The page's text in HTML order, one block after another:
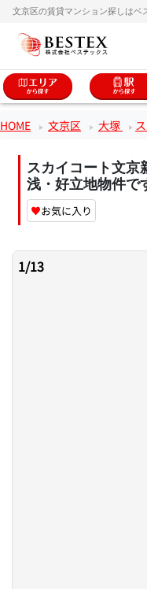
文京区の賃貸マンション探しはベ
HOME 文京区 大塚
スカイコート文京
浅・好立地物件で
♥お気に入り
1/13